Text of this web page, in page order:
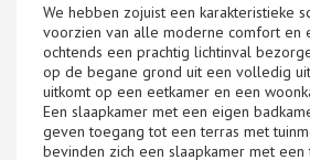
We hebben zojuist een karakteristieke
voorzien van alle moderne comfort en
ochtends een prachtig lichtinval
op de begane grond uit een volledig
uitkomt op een eetkamer en een
Een slaapkamer met een eigen
geven toegang tot een terras met
bevinden zich een slaapkamer met